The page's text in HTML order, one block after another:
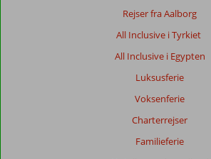
Rejser fra Aalborg
All Inclusive i Tyrkiet
All Inclusive i Egypten
Luksusferie
Voksenferie
Charterrejser
Familieferie